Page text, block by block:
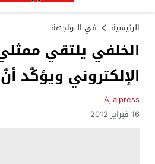
الرئيسية في الـــواجهة
الخلفي يلتقي
الإلكتروني ويؤكّد
Ajialpress
16 فبراير 2012